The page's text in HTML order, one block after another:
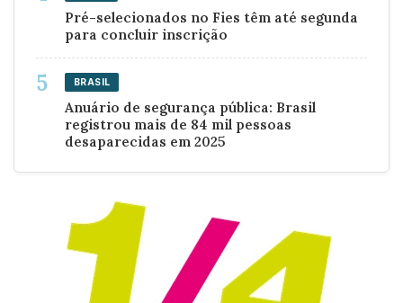
Pré-selecionados no Fies têm até segunda
para concluir inscrição
BRASIL
Anuário de segurança pública: Brasil
registrou mais de 84 mil pessoas
desaparecidas em 2025